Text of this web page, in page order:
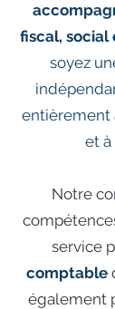
fiscal,
soyez
entièrement
et à
Notre
service
comptable
également